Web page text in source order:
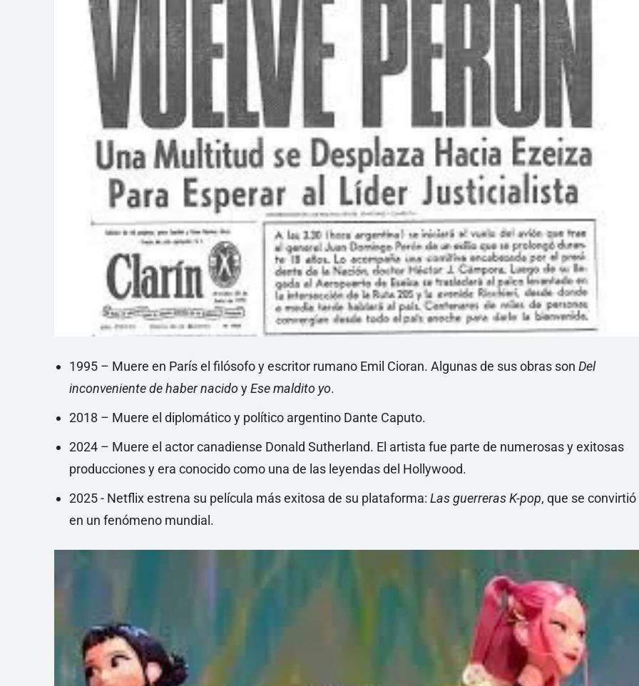
1995 – Muere en París el filósofo y escritor rumano Emil Cioran. Algunas de sus obras son Del
inconveniente de haber nacidoyEse maldito yo.
2018 – Muere el diplomático y político argentino Dante Caputo.
2024 – Muere el actor canadiense Donald Sutherland. El artista fue parte de numerosas y exitosas
producciones y era conocido como una de las leyendas del Hollywood.
2025 - Netflix estrena su película más exitosa de su plataforma: Las guerreras K-pop, que se convirtió
en un fenómeno mundial.